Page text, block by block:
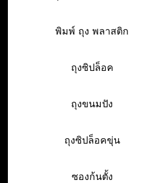
พิมพ์ ถุง พลาสติก
ถุงซิปล็อค
ถุงขนมปัง
ถุงซิปล็อคขุ่น
ซองก้นตั้ง